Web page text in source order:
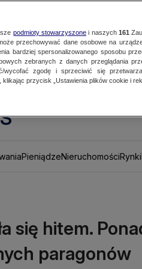
PieniądzeNieruchomościRynki
się hitem.
paragonów
podmioty stowarzyszonei naszych 161
przechowywać dane osobowe na
bardziej spersonalizowanego sposobu
zebranych z danych przeglądania
wycofać zgodę i sprzeciwić się
przycisk „Ustawienia plików cookie i